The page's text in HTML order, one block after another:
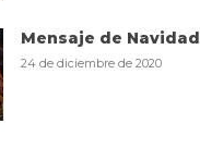
Mensaje de Navidad
24 de diciembre de 2020